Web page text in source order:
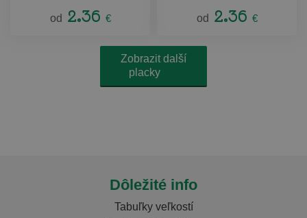
od 2.36 € od 2.36 €
Zobrazit další
placky
Dôležité info
Tabuľky veľkostí